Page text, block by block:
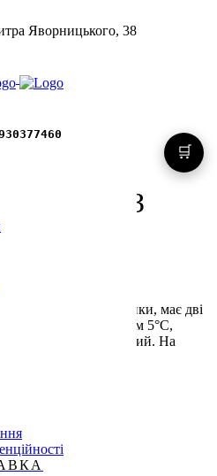
Яворницького, 38
З
срібні кнопки, має дві
Температурний режим 5°C,
теплий, гіпоалергенний. На
177см
одяг
🛒